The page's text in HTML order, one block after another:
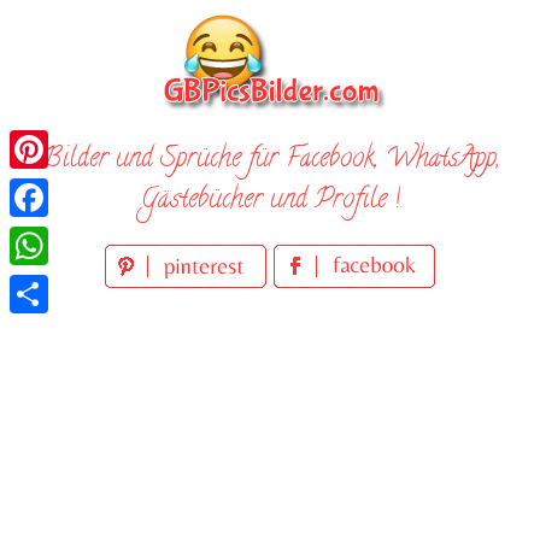
Bilder und Sprüche für Facebook, WhatsApp,
Gästebücher und Profile !
Pinterest
Facebook
WhatsApp